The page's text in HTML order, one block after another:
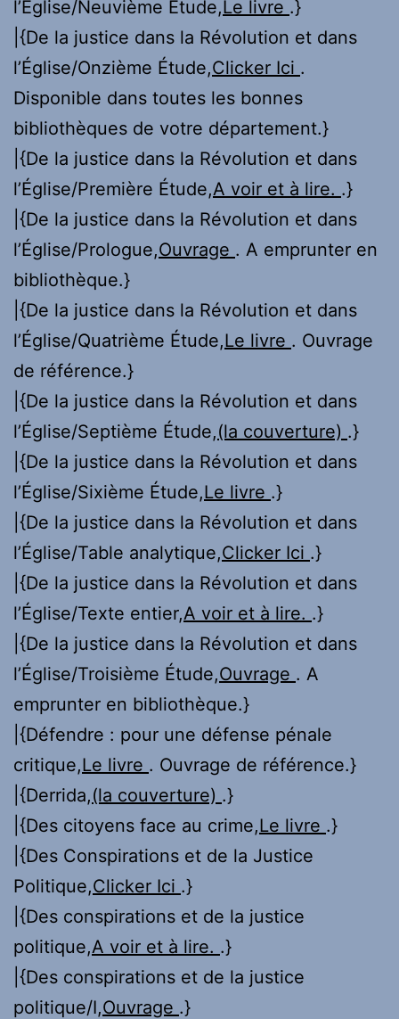
l’Église/Neuvième Étude,Le livre .}
|{De la justice dans la Révolution et dans
l’Église/Onzième Étude,Clicker Ici .
Disponible dans toutes les bonnes
bibliothèques de votre département.}
|{De la justice dans la Révolution et dans
l’Église/Première Étude,A voir et à lire. .}
|{De la justice dans la Révolution et dans
l’Église/Prologue,Ouvrage . A emprunter en
bibliothèque.}
|{De la justice dans la Révolution et dans
l’Église/Quatrième Étude,Le livre . Ouvrage
de référence.}
|{De la justice dans la Révolution et dans
l’Église/Septième Étude,(la couverture) .}
|{De la justice dans la Révolution et dans
l’Église/Sixième Étude,Le livre .}
|{De la justice dans la Révolution et dans
l’Église/Table analytique,Clicker Ici .}
|{De la justice dans la Révolution et dans
l’Église/Texte entier,A voir et à lire. .}
|{De la justice dans la Révolution et dans
l’Église/Troisième Étude,Ouvrage . A
emprunter en bibliothèque.}
|{Défendre : pour une défense pénale
critique,Le livre . Ouvrage de référence.}
|{Derrida,(la couverture) .}
|{Des citoyens face au crime,Le livre .}
|{Des Conspirations et de la Justice
Politique,Clicker Ici .}
|{Des conspirations et de la justice
politique,A voir et à lire. .}
|{Des conspirations et de la justice
politique/I,Ouvrage .}